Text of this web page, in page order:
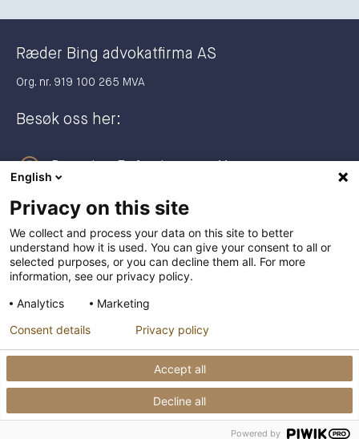
Ræder Bing advokatfirma AS
Org. nr. 919 100 265 MVA
Besøk oss her:
Postadresse:
Postboks 2944 Solli
0230 Oslo
+47 23 27 27 00
post@raederbing.no
Personvernerklæring
English
Privacy on this site
We collect and process your data on this site to better
understand how it is used. You can give your consent to all or
selected purposes, or you can decline them all. For more
information, see our privacy policy.
Analytics
Marketing
Accept all
Decline all
Consent details Privacy policy
Powered by